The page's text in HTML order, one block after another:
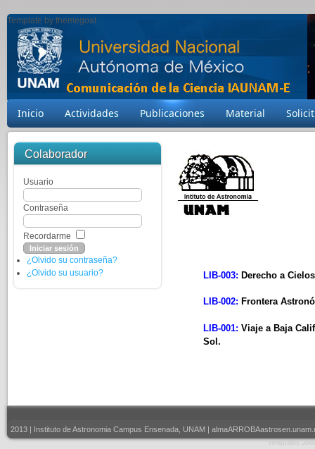
Template by themegoat
Inicio Actividades Publicaciones Material
Colaborador
Usuario
Contraseña
Recordarme
¿Olvido su contraseña?
¿Olvido su usuario?
LIB-003: Derecho a
LIB-002: Frontera
LIB-001: Viaje a Baja
Sol.
2013 | Instituto de Astronomia Campus Ensenada, UNAM |
Templates